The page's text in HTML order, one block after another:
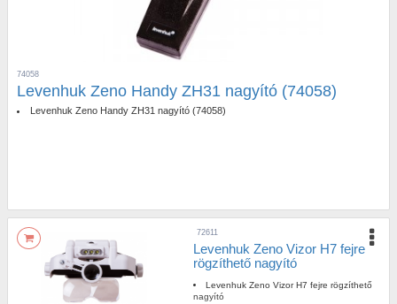
74058
Levenhuk Zeno Handy ZH31 nagyító (74058)
Levenhuk Zeno Handy ZH31 nagyító (74058)
72611
Levenhuk Zeno Vizor H7 fejre
rögzíthető nagyító
Levenhuk Zeno Vizor H7 fejre rögzíthető
nagyító